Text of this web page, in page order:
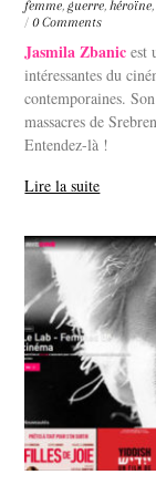
femme,guerre,héroïne
/ 0 Comments
Jasmila Zbanic est
intéressantes du
contemporaines.
massacres de
Entendez-là !
Lire la suite